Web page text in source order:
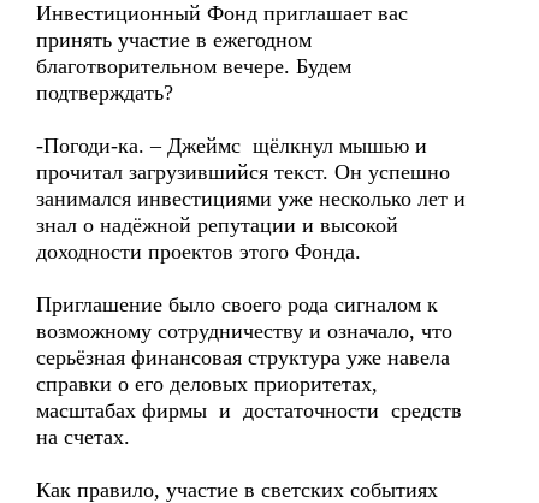
Инвестиционный Фонд приглашает вас
принять участие в ежегодном
благотворительном вечере. Будем
подтверждать?
-Погоди-ка. – Джеймс щёлкнул мышью и
прочитал загрузившийся текст. Он успешно
занимался инвестициями уже несколько лет и
знал о надёжной репутации и высокой
доходности проектов этого Фонда.
Приглашение было своего рода сигналом к
возможному сотрудничеству и означало, что
серьёзная финансовая структура уже навела
справки о его деловых приоритетах,
масштабах фирмы и достаточности средств
на счетах.
Как правило, участие в светских событиях